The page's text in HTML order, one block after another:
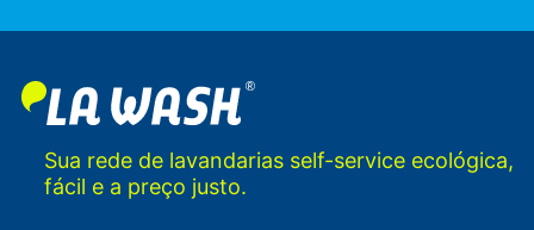
Sua rede de lavandarias self-service ecológica,
fácil e a preço justo.